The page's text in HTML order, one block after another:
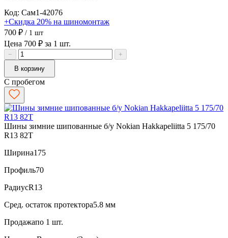
Код: Сам1-42076
+Скидка 20% на шиномонтаж
700 ₽ / 1 шт
Цена 700 ₽ за 1 шт.
−
+
В корзину
С пробегом
Шины зимние шипованные б/у Nokian Hakkapeliitta 5 175/70
R13 82T
Ширина175
Профиль70
РадиусR13
Сред. остаток протектора5.8 мм
Продажапо 1 шт.